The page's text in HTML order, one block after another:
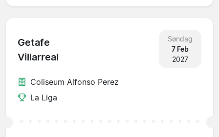
Getafe
Villarreal
Søndag
7 Feb
2027
Coliseum Alfonso Perez
La Liga